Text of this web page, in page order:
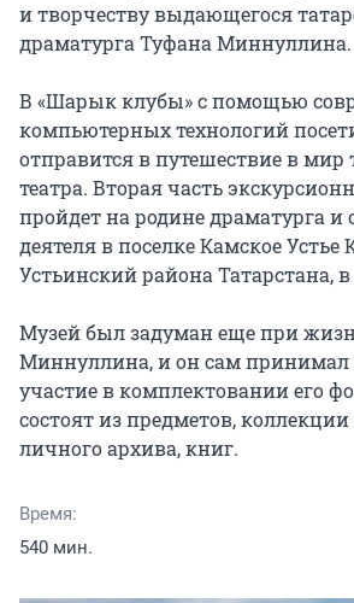
и творчеству выдающегося
драматурга Туфана Миннуллина.
В «Шарык клубы» с помощью
компьютерных технологий
отправится в путешествие в мир
театра. Вторая часть
пройдет на родине драматурга и
деятеля в поселке Камское Устье
Устьинский района Татарстана, в
Музей был задуман еще при
Миннуллина, и он сам принимал
участие в комплектовании его
состоят из предметов,
личного архива, книг.
Время:
540 мин.